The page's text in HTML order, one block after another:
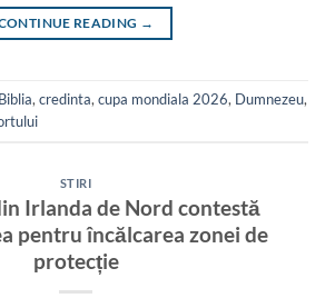
READING →
Biblia, credinta, cupa mondiala 2026, Dumnezeu,
STIRI
Irlanda de Nord contestă
pentru încălcarea zonei de
protecție